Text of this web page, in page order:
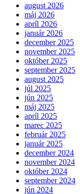
august 2026
máj 2026
apríl 2026
január 2026
december 2025
november 2025
október 2025
september 2025
august 2025
júl 2025
jún 2025
máj 2025
apríl 2025
marec 2025
február 2025
január 2025
december 2024
november 2024
október 2024
september 2024
jún 2024